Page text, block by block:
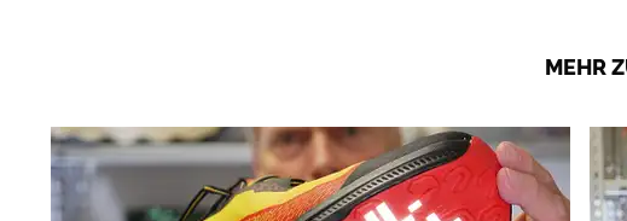
MEHR